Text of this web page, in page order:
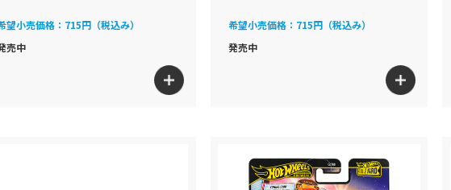
望小売価格： 715円（税込み）
売中
希望小売価格： 715円（税込み）
発売中